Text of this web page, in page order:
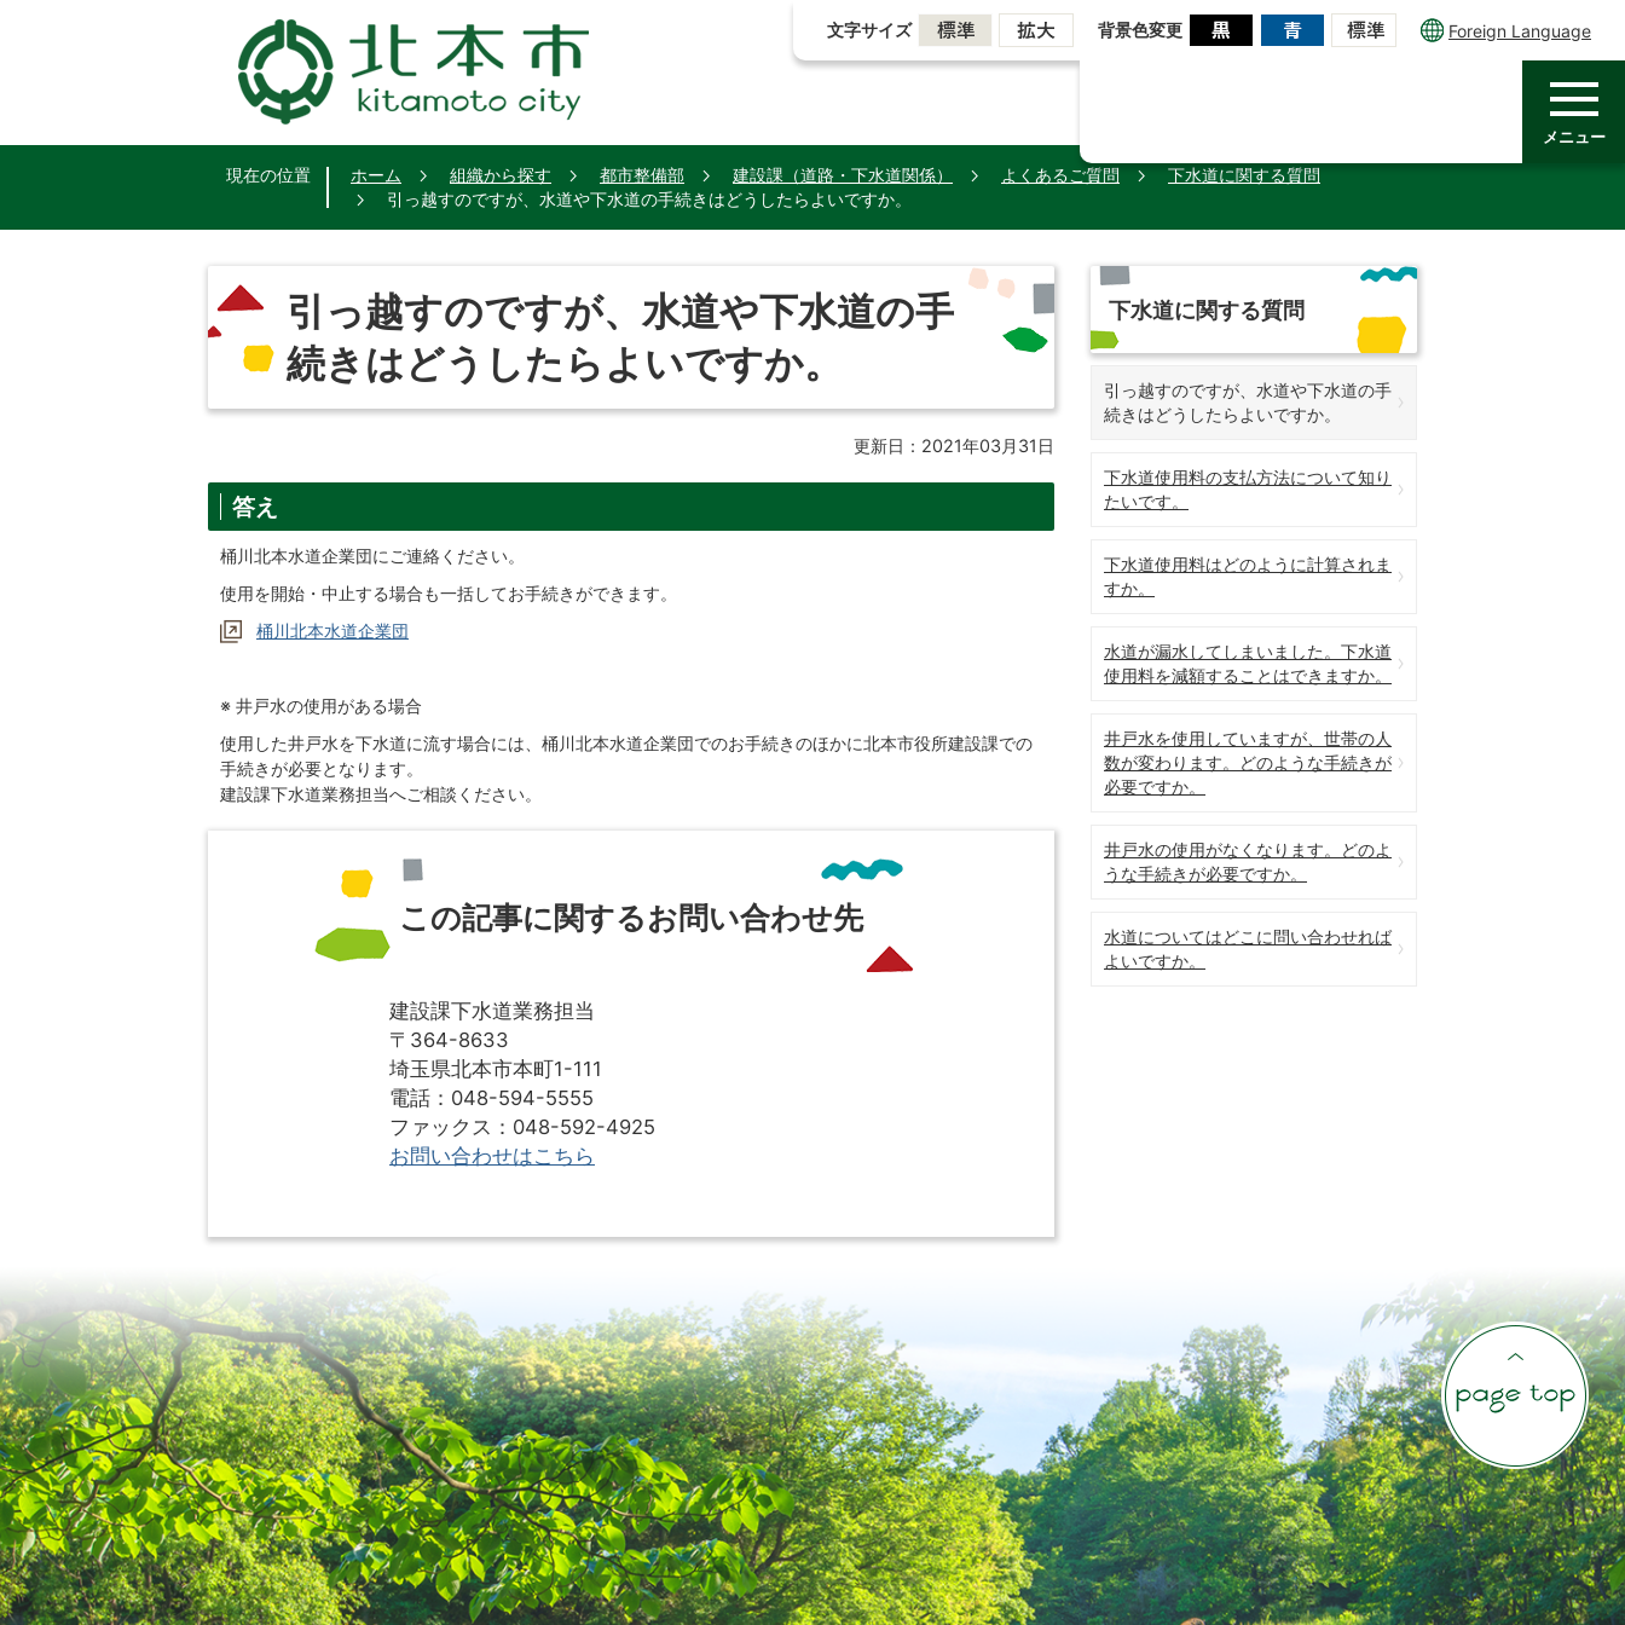
文字サイズ 背景色変更 Foreign Language
メニュー
現在の位置 ホーム 組織から探す 都市整備部 建設課（道路・下水道関係） よくあるご質問
下水道に関する質問
引っ越すのですが、水道や下水道の手続きはどうしたらよいですか。
引っ越すのですが、水道や下水道の手
続きはどうしたらよいですか。
更新日：2021年03月31日
答え
桶川北本水道企業団にご連絡ください。
使用を開始・中止する場合も一括してお手続きができます。
桶川北本水道企業団
※ 井戸水の使用がある場合
使用した井戸水を下水道に流す場合には、桶川北本水道企業団でのお手続きのほかに北本市役所建設課での
手続きが必要となります。
建設課下水道業務担当へご相談ください。
この記事に関するお問い合わせ先
建設課下水道業務担当
〒364-8633
埼玉県北本市本町1-111
電話：048-594-5555
ファックス：048-592-4925
お問い合わせはこちら
下水道に関する質問
引っ越すのですが、水道や下水道の手
続きはどうしたらよいですか。
下水道使用料の支払方法について知り
たいです。
下水道使用料はどのように計算されま
すか。
水道が漏水してしまいました。下水道
使用料を減額することはできますか。
井戸水を使用していますが、世帯の人
数が変わります。どのような手続きが
必要ですか。
井戸水の使用がなくなります。どのよ
うな手続きが必要ですか。
水道についてはどこに問い合わせれば
よいですか。